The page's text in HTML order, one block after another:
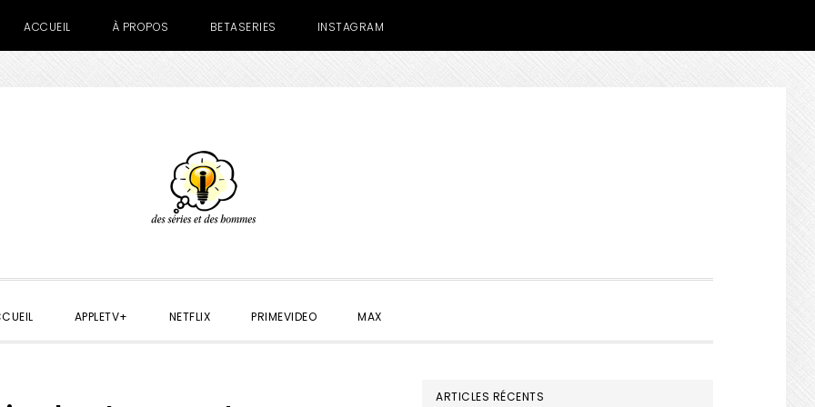
ACCUEIL À PROPOS BETASERIES INSTAGRAM
APPLETV+ NETFLIX PRIMEVIDEO MAX
BARRE
ARTICLES RÉCENTS